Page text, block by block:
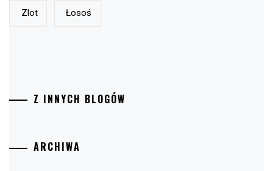
Zlot Łosoś
Z INNYCH BLOGÓW
ARCHIWA